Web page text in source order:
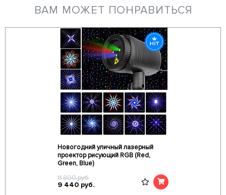
ВАМ МОЖЕТ ПОНРАВИТЬСЯ
Новогодний уличный лазерный
проектор рисующий RGB (Red,
Green, Blue)
11 800руб.
9 440 руб.